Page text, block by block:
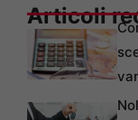
Articoli